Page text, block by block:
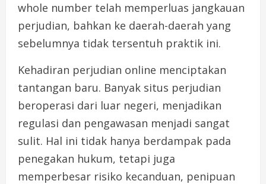
whole number telah memperluas jangkauan
perjudian, bahkan ke daerah-daerah yang
sebelumnya tidak tersentuh praktik ini.
Kehadiran perjudian online menciptakan
tantangan baru. Banyak situs perjudian
beroperasi dari luar negeri, menjadikan
regulasi dan pengawasan menjadi sangat
sulit. Hal ini tidak hanya berdampak pada
penegakan hukum, tetapi juga
memperbesar risiko kecanduan, penipuan